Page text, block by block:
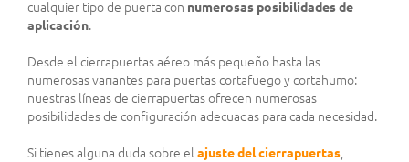
cualquier tipo de puerta con numerosas posibilidades de
aplicación.
Desde el cierrapuertas aéreo más pequeño hasta las
numerosas variantes para puertas cortafuego y cortahumo:
nuestras líneas de cierrapuertas ofrecen numerosas
posibilidades de configuración adecuadas para cada necesidad.
Si tienes alguna duda sobre el ajuste del cierrapuertas